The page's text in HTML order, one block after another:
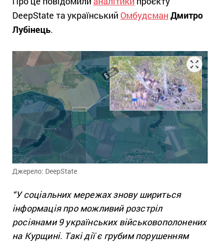
DeepState та український Омбудсман Дмитро
Лубінець.
Джерело: DeepState
“У соціальних мережах знову шириться
інформація про можливий розстріл
росіянами 9 українських військовополонених
на Курщині. Такі дії є грубим порушенням